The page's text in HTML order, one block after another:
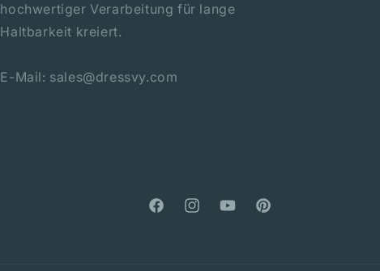
hochwertiger Verarbeitung für lange
Haltbarkeit kreiert.
E-Mail: sales@dressvy.com
FacebookInstagramYouTubePinterest